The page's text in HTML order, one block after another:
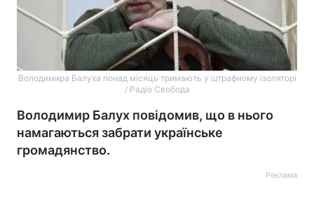
Володимира Балуха понад місяць тримають у штрафному ізоляторі
/ Радіо Свобода
Володимир Балух повідомив, що в нього
намагаються забрати українське
громадянство.
Реклама